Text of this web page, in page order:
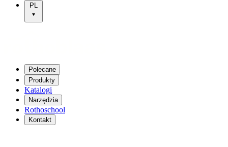
PL
Polecane
Produkty
Katalogi
Narzędzia
Rothoschool
Kontakt